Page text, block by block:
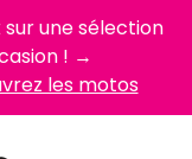
sur une sélection
! →
les motos